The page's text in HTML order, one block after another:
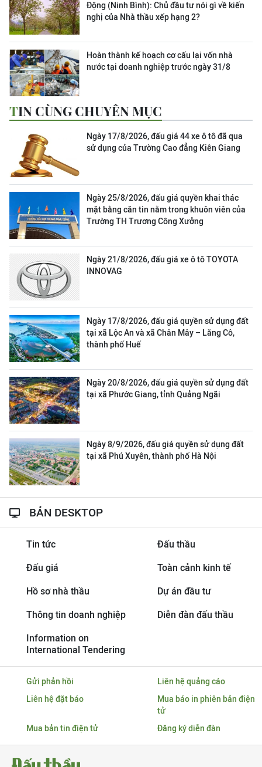
Động (Ninh Bình): Chủ đầu tư nói gì về kiến
nghị của Nhà thầu xếp hạng 2?
Hoàn thành kế hoạch cơ cấu lại vốn nhà
nước tại doanh nghiệp trước ngày 31/8
TIN CÙNG CHUYÊN MỤC
Ngày 17/8/2026, đấu giá 44 xe ô tô đã qua
sử dụng của Trường Cao đẳng Kiên Giang
Ngày 25/8/2026, đấu giá quyền khai thác
mặt bằng căn tin nằm trong khuôn viên của
Trường TH Trương Công Xưởng
Ngày 21/8/2026, đấu giá xe ô tô TOYOTA
INNOVAG
Ngày 17/8/2026, đấu giá quyền sử dụng đất
tại xã Lộc An và xã Chân Mây – Lăng Cô,
thành phố Huế
Ngày 20/8/2026, đấu giá quyền sử dụng đất
tại xã Phước Giang, tỉnh Quảng Ngãi
Ngày 8/9/2026, đấu giá quyền sử dụng đất
tại xã Phú Xuyên, thành phố Hà Nội
BẢN DESKTOP
Tin tức Đấu thầu
Đấu giá Toàn cảnh kinh tế
Hồ sơ nhà thầu Dự án đầu tư
Thông tin doanh nghiệp Diễn đàn đấu thầu
Information on
International Tendering
Gửi phản hồi
Liên hệ quảng cáo
Liên hệ đặt báo
Mua báo in phiên bản điện
tử
Mua bản tin điện tử
Đăng ký diễn đàn